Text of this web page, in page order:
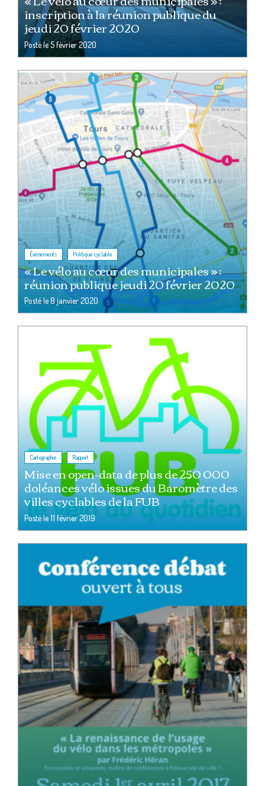
inscription à la réunion publique du
jeudi 20 février 2020
Posté le5 février 2020
Événements , Politique cyclable
« Le vélo au cœur des municipales » :
réunion publique jeudi 20 février 2020
Posté le8 janvier 2020
Cartographie , Rapport
Mise en open-data de plus de 250 000
doléances vélo issues du Baromètre des
villes cyclables de la FUB
Posté le11 février 2019